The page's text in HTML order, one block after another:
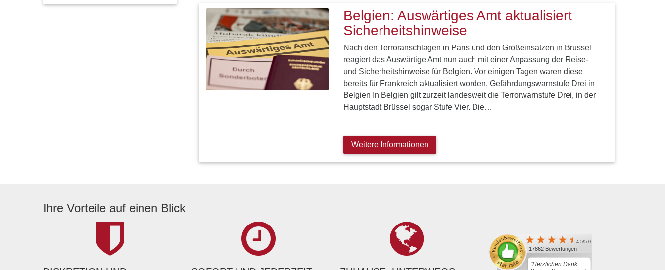
Belgien: Auswärtiges Amt aktualisiert
Sicherheitshinweise
Nach den Terroranschlägen in Paris und den Großeinsätzen in Brüssel
reagiert das Auswärtige Amt nun auch mit einer Anpassung der Reise-
und Sicherheitshinweise für Belgien. Vor einigen Tagen waren diese
bereits für Frankreich aktualisiert worden. Gefährdungswarnstufe Drei in
Belgien In Belgien gilt zurzeit landesweit die Terrorwarnstufe Drei, in der
Hauptstadt Brüssel sogar Stufe Vier. Die…
Weitere Informationen
Ihre Vorteile auf einen Blick
4.5/5.0
17862 Bewertungen
"Herzlichen Dank.